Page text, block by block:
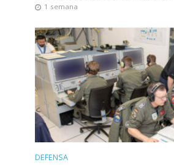
1 semana
DEFENSA